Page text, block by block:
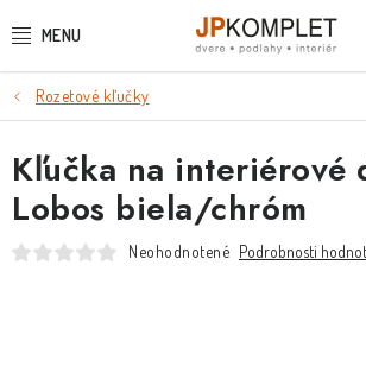
na
PODLAHY
DVERE A ZÁRUBNE
DVERE
Rozetové kľučky
Kľučka na interiérové
Lobos biela/chróm
Neohodnotené Podrobnosti